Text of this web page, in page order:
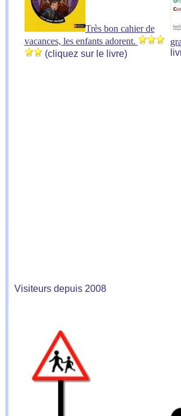
Très bon cahier de
vacances, les enfants adorent.
(cliquez sur le livre)
Visiteurs depuis 2008